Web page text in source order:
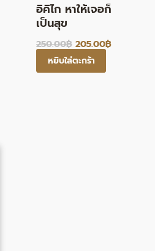
อิคิไก หาให้เจอก็
เป็นสุข
250.00฿ 205.00฿
หยิบใส่ตะกร้า